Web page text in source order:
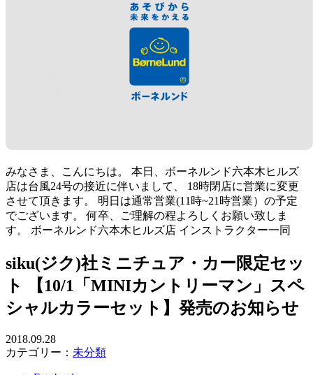
みなさま、こんにちは。 本日、ボーネルンド六本木ヒルズ
店は台風24号の接近に伴いまして、 18時閉店に営業に変更
させて頂きます。 明日は通常営業(11時~21時営業）の予定
でございます。 何卒、ご理解の程よろしくお願い致しま
す。 ボーネルンド六本木ヒルズ店 インストラクター一同
siku(ジク)社ミニチュア・カー限定セッ
ト 【10/1「MINIカントリーマン」スペ
シャルカラーセット】発売のお知らせ
2018.09.28
カテゴリー： 未分類